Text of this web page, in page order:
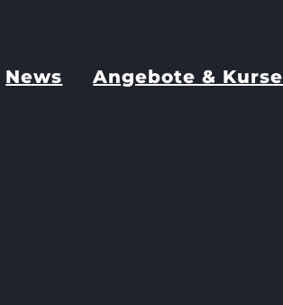
News Angebote & Kurse